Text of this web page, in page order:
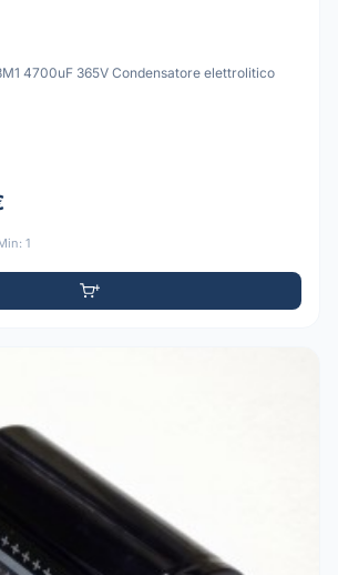
4700uF 365V Condensatore elettrolitico
1